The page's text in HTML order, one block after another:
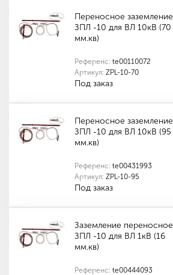
Переносное заземление
ЗПЛ -10 для ВЛ 10кВ (70
мм.кв)
Референс: te00110072
Артикул: ZPL-10-70
Под заказ
Переносное заземление
ЗПЛ -10 для ВЛ 10кВ (95
мм.кв)
Референс: te00431993
Артикул: ZPL-10-95
Под заказ
Заземление переносное
ЗПЛ -10 для ВЛ 1кВ (16
мм.кв)
Референс: te00444093